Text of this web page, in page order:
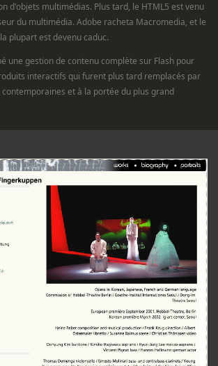
d'objets multimédias. Plus tard, le HTML5 est venu
du multimédia. Adobe racheta Macromedia, et le
plupart est devenu caduc.
une gestion de contenu complète sur Flash pour
interactifs qui furent plus tard remplacés par
et à la portée du plus grand